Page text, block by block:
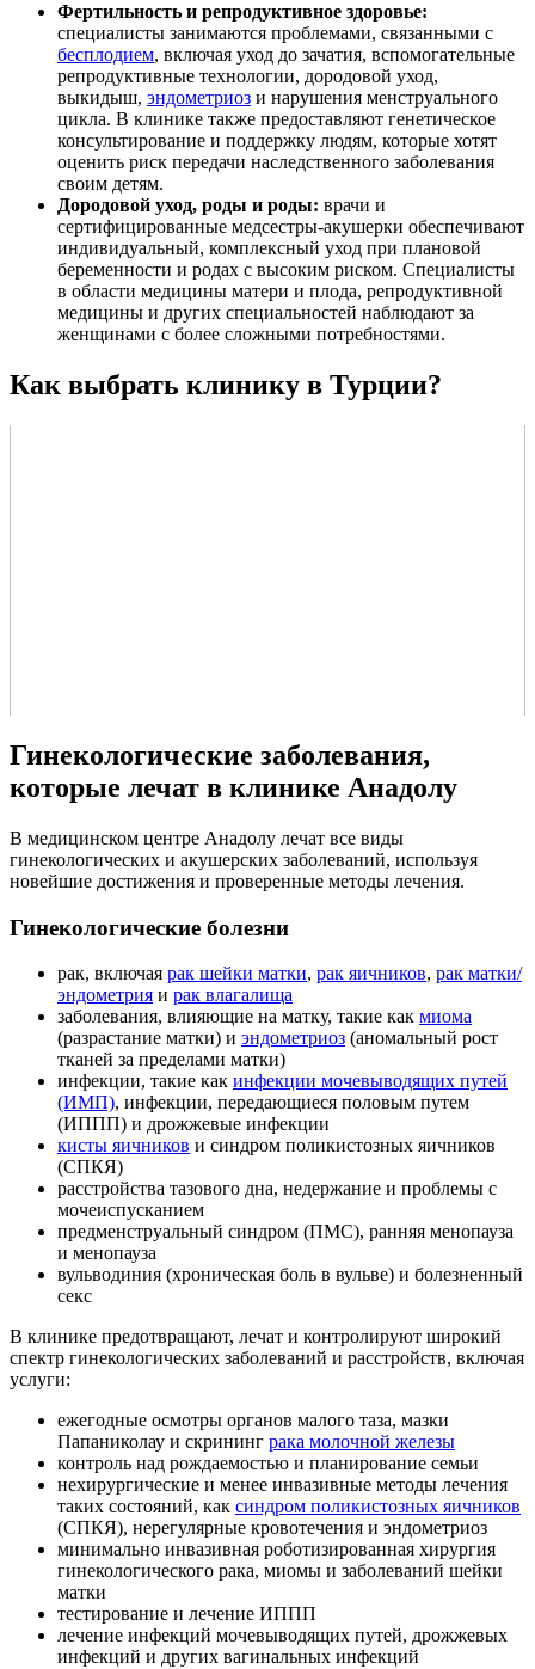
Фертильность и репродуктивное здоровье:
специалисты занимаются проблемами, связанными с
бесплодием, включая уход до зачатия, вспомогательные
репродуктивные технологии, дородовой уход,
выкидыш, эндометриоз и нарушения менструального
цикла. В клинике также предоставляют генетическое
консультирование и поддержку людям, которые хотят
оценить риск передачи наследственного заболевания
своим детям.
Дородовой уход, роды и роды: врачи и
сертифицированные медсестры-акушерки обеспечивают
индивидуальный, комплексный уход при плановой
беременности и родах с высоким риском. Специалисты
в области медицины матери и плода, репродуктивной
медицины и других специальностей наблюдают за
женщинами с более сложными потребностями.
Как выбрать клинику в Турции?
Гинекологические заболевания,
которые лечат в клинике Анадолу
В медицинском центре Анадолу лечат все виды
гинекологических и акушерских заболеваний, используя
новейшие достижения и проверенные методы лечения.
Гинекологические болезни
рак, включая рак шейки матки, рак яичников, рак матки/
эндометрия и рак влагалища
заболевания, влияющие на матку, такие как миома
(разрастание матки) и эндометриоз (аномальный рост
тканей за пределами матки)
инфекции, такие как инфекции мочевыводящих путей
(ИМП), инфекции, передающиеся половым путем
(ИППП) и дрожжевые инфекции
кисты яичников и синдром поликистозных яичников
(СПКЯ)
расстройства тазового дна, недержание и проблемы с
мочеиспусканием
предменструальный синдром (ПМС), ранняя менопауза
и менопауза
вульводиния (хроническая боль в вульве) и болезненный
секс
В клинике предотвращают, лечат и контролируют широкий
спектр гинекологических заболеваний и расстройств, включая
услуги:
ежегодные осмотры органов малого таза, мазки
Папаниколау и скрининг рака молочной железы
контроль над рождаемостью и планирование семьи
нехирургические и менее инвазивные методы лечения
таких состояний, как синдром поликистозных яичников
(СПКЯ), нерегулярные кровотечения и эндометриоз
минимально инвазивная роботизированная хирургия
гинекологического рака, миомы и заболеваний шейки
матки
тестирование и лечение ИППП
лечение инфекций мочевыводящих путей, дрожжевых
инфекций и других вагинальных инфекций